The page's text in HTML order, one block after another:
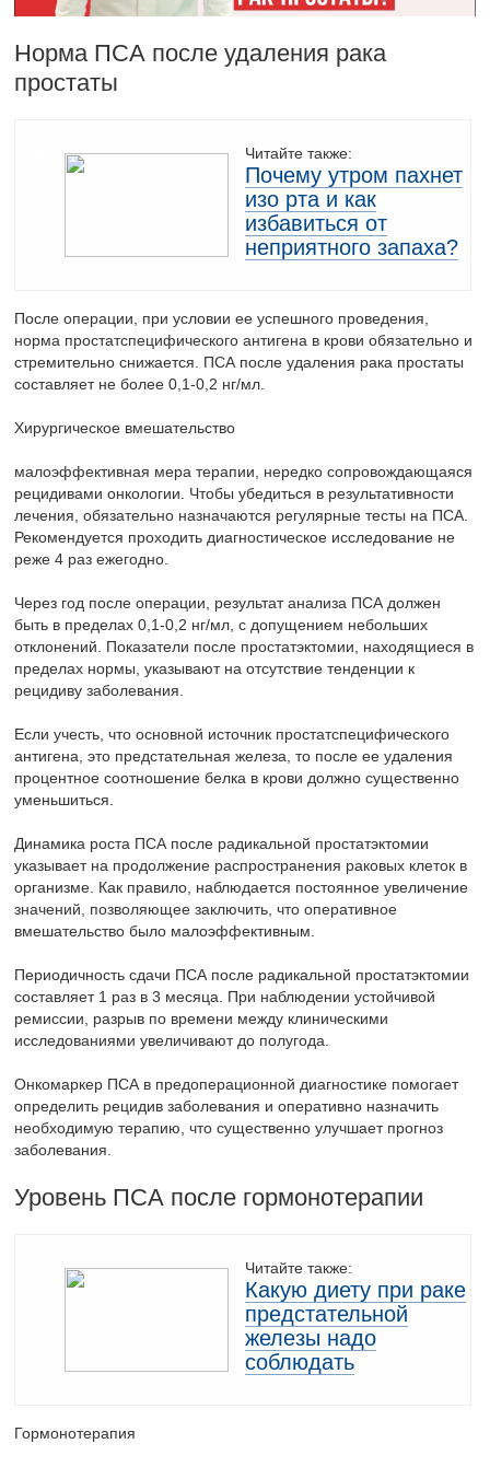
Норма ПСА после удаления рака
простаты
Читайте также:
Почему утром пахнет
изо рта и как
избавиться от
неприятного запаха?
После операции, при условии ее успешного проведения,
норма простатспецифического антигена в крови обязательно и
стремительно снижается. ПСА после удаления рака простаты
составляет не более 0,1-0,2 нг/мл.
Хирургическое вмешательство
малоэффективная мера терапии, нередко сопровождающаяся
рецидивами онкологии. Чтобы убедиться в результативности
лечения, обязательно назначаются регулярные тесты на ПСА.
Рекомендуется проходить диагностическое исследование не
реже 4 раз ежегодно.
Через год после операции, результат анализа ПСА должен
быть в пределах 0,1-0,2 нг/мл, с допущением небольших
отклонений. Показатели после простатэктомии, находящиеся в
пределах нормы, указывают на отсутствие тенденции к
рецидиву заболевания.
Если учесть, что основной источник простатспецифического
антигена, это предстательная железа, то после ее удаления
процентное соотношение белка в крови должно существенно
уменьшиться.
Динамика роста ПСА после радикальной простатэктомии
указывает на продолжение распространения раковых клеток в
организме. Как правило, наблюдается постоянное увеличение
значений, позволяющее заключить, что оперативное
вмешательство было малоэффективным.
Периодичность сдачи ПСА после радикальной простатэктомии
составляет 1 раз в 3 месяца. При наблюдении устойчивой
ремиссии, разрыв по времени между клиническими
исследованиями увеличивают до полугода.
Онкомаркер ПСА в предоперационной диагностике помогает
определить рецидив заболевания и оперативно назначить
необходимую терапию, что существенно улучшает прогноз
заболевания.
Уровень ПСА после гормонотерапии
Читайте также:
Какую диету при раке
предстательной
железы надо
соблюдать
Гормонотерапия